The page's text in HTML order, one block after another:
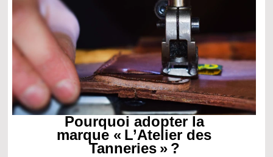
Pourquoi adopter la
marque « L’Atelier des
Tanneries » ?